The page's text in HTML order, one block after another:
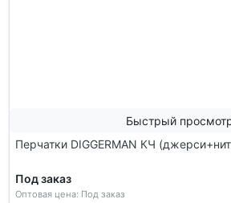
Быстрый
Перчатки DIGGERMAN КЧ
Под заказ
Оптовая цена: Под заказ